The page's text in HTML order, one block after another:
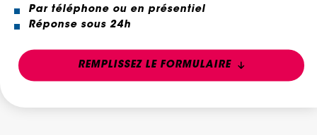
Par téléphone ou en présentiel
Réponse sous 24h
REMPLISSEZ LE FORMULAIRE